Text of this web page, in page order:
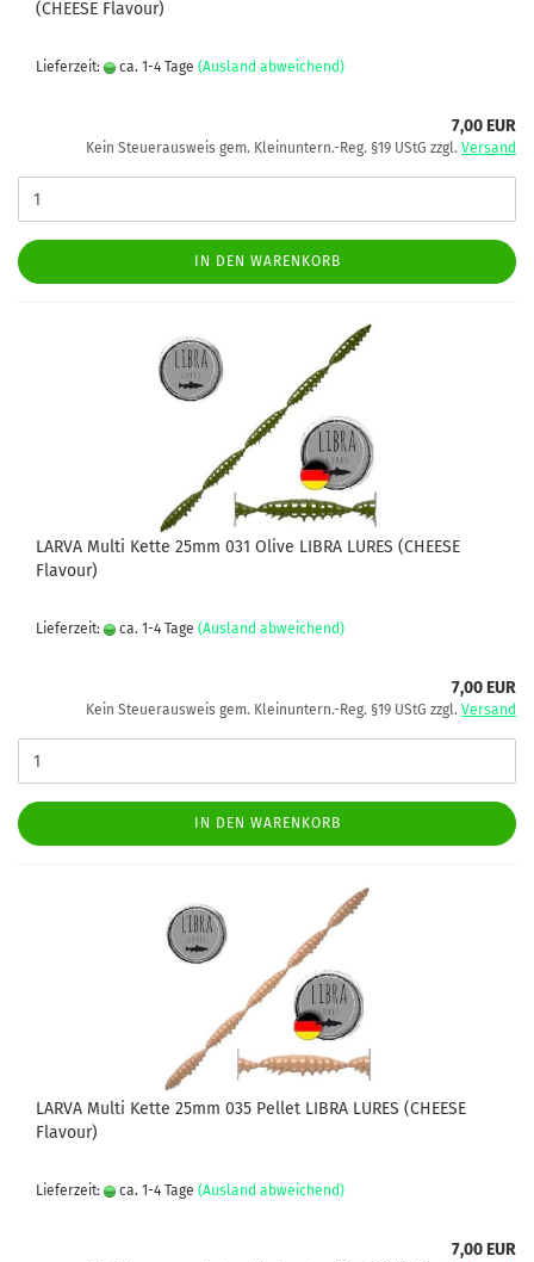
(CHEESE Flavour)
Lieferzeit: ca. 1-4 Tage (Ausland abweichend)
7,00 EUR
Kein Steuerausweis gem. Kleinuntern.-Reg. §19 UStG zzgl. Versand
IN DEN WARENKORB
LARVA Multi Kette 25mm 031 Olive LIBRA LURES (CHEESE
Flavour)
Lieferzeit: ca. 1-4 Tage (Ausland abweichend)
7,00 EUR
Kein Steuerausweis gem. Kleinuntern.-Reg. §19 UStG zzgl. Versand
IN DEN WARENKORB
LARVA Multi Kette 25mm 035 Pellet LIBRA LURES (CHEESE
Flavour)
Lieferzeit: ca. 1-4 Tage (Ausland abweichend)
7,00 EUR